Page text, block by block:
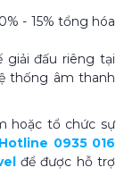
- 15% tổng hóa
giải đấu riêng tại
thống âm thanh
hoặc tổ chức sự
Hotline 0935 016
để được hỗ trợ